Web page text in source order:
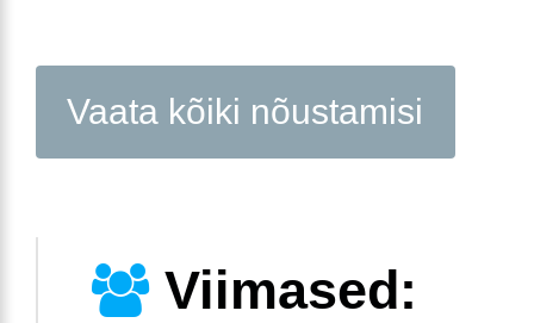
Vaata kõiki nõustamisi
Viimased: